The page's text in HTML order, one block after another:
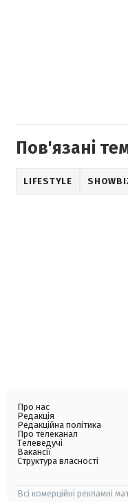
Пов'язані
LIFESTYLE
Про нас
Редакція
Редакційна політика
Про телеканал
Телеведучі
Вакансії
Структура власності
Всі комерційні рекламні